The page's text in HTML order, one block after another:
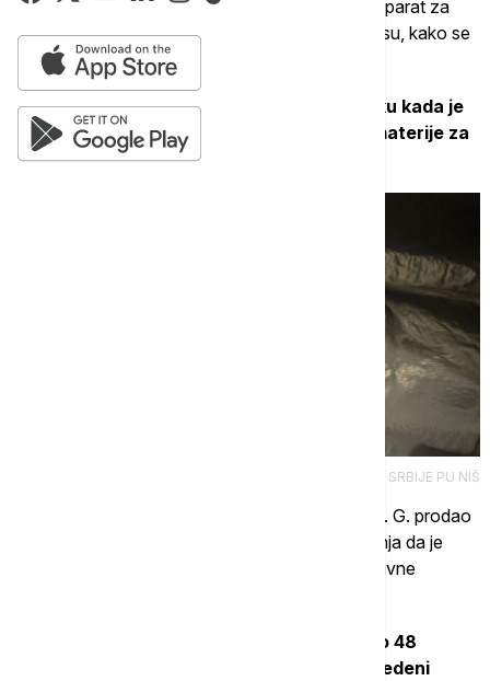
pronađene su i tri vagice za precizno merenje, aparat za
vakumiranje, kao i 85.500 dinara i 350 evra koji su, kako se
sumnja, stečeni prodajom narkotika.
Policija je prethodno zatekla N. P. u trenutku kada je
D. K. prodao paketić sa manjom količinom materije za
koju se sumnja da je kokain.
TANJUG/OMK MUP REPUBLIKE SRBIJE PU NIŠ
Takođe, N. P. je zatečen i u momentu kada je M. G. prodao
paket sa oko 60 grama materije za koju se sumnja da je
marihuana, a kod M. G. su pronađene i psihoaktivne
Osumnjičenima je određeno zadržavanje do 48
časova i oni će, uz krivičnu prijavu, biti privedeni